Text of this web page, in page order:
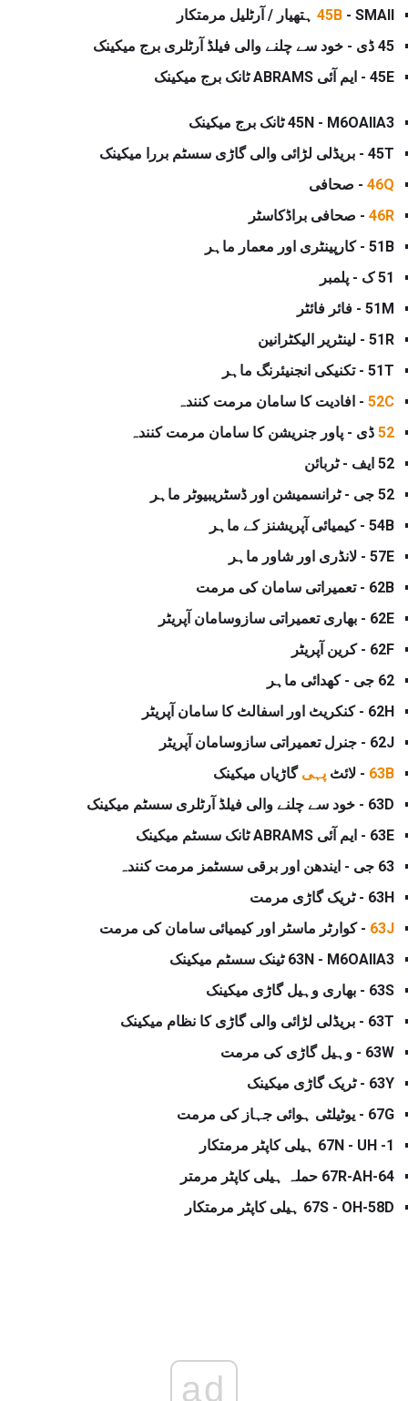
45B - SMAII ہتھیار / آرٹلیل مرمتکار
45 ڈی - خود سے چلنے والی فیلڈ آرٹلری برج میکینک
45E - ایم آئی ABRAMS ٹانک برج میکینک
45N - M6OAIIA3 ٹانک برج میکینک
45T - بریڈلی لڑائی والی گاڑی سسٹم بررا میکینک
46Q - صحافی
46R - صحافی براڈکاسٹر
51B - کارپینٹری اور معمار ماہر
51 ک - پلمبر
51M - فائر فائٹر
51R - لینٹریر الیکٹرانین
51T - تکنیکی انجنیئرنگ ماہر
52C - افادیت کا سامان مرمت کنندہ
52 ڈی - پاور جنریشن کا سامان مرمت کنندہ
52 ایف - ٹربائن
52 جی - ٹرانسمیشن اور ڈسٹریبیوٹر ماہر
54B - کیمیائی آپریشنز کے ماہر
57E - لانڈری اور شاور ماہر
62B - تعمیراتی سامان کی مرمت
62E - بھاری تعمیراتی سازوسامان آپریٹر
62F - کرین آپریٹر
62 جی - کھدائی ماہر
62H - کنکریٹ اور اسفالٹ کا سامان آپریٹر
62J - جنرل تعمیراتی سازوسامان آپریٹر
63B - لائٹ پہی گاڑیاں میکینک
63D - خود سے چلنے والی فیلڈ آرٹلری سسٹم میکینک
63E - ایم آئی ABRAMS ٹانک سسٹم میکینک
63 جی - ایندھن اور برقی سسٹمز مرمت کنندہ
63H - ٹریک گاڑی مرمت
63J - کوارٹر ماسٹر اور کیمیائی سامان کی مرمت
63N - M6OAIIA3 ٹینک سسٹم میکینک
63S - بھاری وہیل گاڑی میکینک
63T - بریڈلی لڑائی والی گاڑی کا نظام میکینک
63W - وہیل گاڑی کی مرمت
63Y - ٹریک گاڑی میکینک
67G - یوٹیلٹی ہوائی جہاز کی مرمت
67N - UH -1 ہیلی کاپٹر مرمتکار
67R-AH-64 حملہ ہیلی کاپٹر مرمتر
67S - OH-58D ہیلی کاپٹر مرمتکار
ad